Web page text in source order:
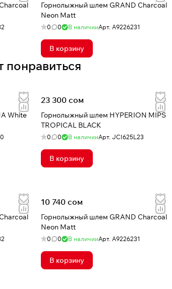
Горнолыжный шлем GRAND Charcoal
Neon Matt
0 0 В наличииАрт.A9226231
В корзину
понравиться
White
23 300 сом
Горнолыжный шлем HYPERION MIPS
TROPICAL BLACK
0 0 В наличииАрт.JCI625L23
В корзину
10 740 сом
Горнолыжный шлем GRAND Charcoal
Neon Matt
0 0 В наличииАрт.A9226231
В корзину